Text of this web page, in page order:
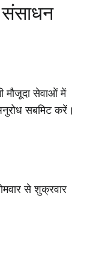
मौजूदा सेवाओं में
सबमिट करें।
से शुक्रवार